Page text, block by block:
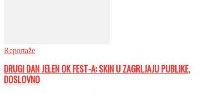
Reportaže
DRUGI DAN JELEN OK FEST-A: SKIN U ZAGRLJAJU PUBLIKE,
DOSLOVNO